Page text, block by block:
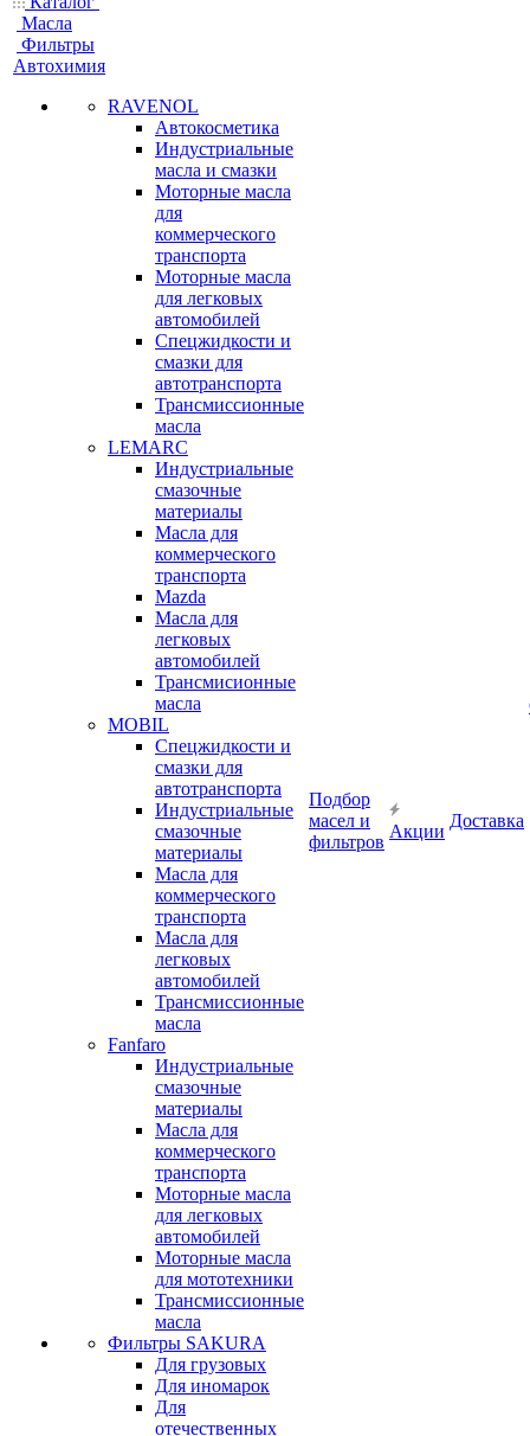
Масла
Фильтры
Автохимия
RAVENOL
Автокосметика
Индустриальные
масла и смазки
Моторные масла
для
коммерческого
транспорта
Моторные масла
для легковых
автомобилей
Спецжидкости и
смазки для
автотранспорта
Трансмиссионные
масла
LEMARC
Индустриальные
смазочные
материалы
Масла для
коммерческого
транспорта
Mazda
Масла для
легковых
автомобилей
Трансмисионные
масла
MOBIL
Cпецжидкости и
смазки для
автотранспорта
Индустриальные
смазочные
материалы
Масла для
коммерческого
транспорта
Масла для
легковых
автомобилей
Трансмиссионные
масла
Fanfaro
Индустриальные
смазочные
материалы
Масла для
коммерческого
транспорта
Моторные масла
для легковых
автомобилей
Моторные масла
для мототехники
Трансмиссионные
масла
Фильтры SAKURA
Для грузовых
Для иномарок
Для
отечественных
Подбор
масел и
фильтров
Акции
Доставка